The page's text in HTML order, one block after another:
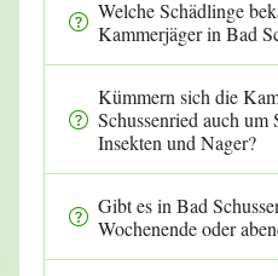
Welche Schädlinge
Kammerjäger in Bad
Kümmern sich die
Schussenried auch
Insekten und Nager?
Gibt es in Bad
Wochenende oder